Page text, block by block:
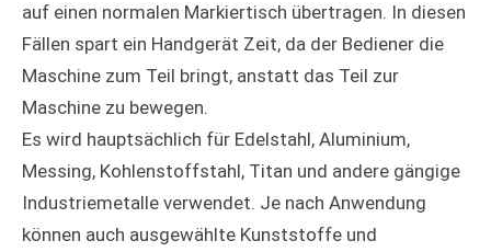
auf einen normalen Markiertisch übertragen. In diesen
Fällen spart ein Handgerät Zeit, da der Bediener die
Maschine zum Teil bringt, anstatt das Teil zur
Maschine zu bewegen.
Es wird hauptsächlich für Edelstahl, Aluminium,
Messing, Kohlenstoffstahl, Titan und andere gängige
Industriemetalle verwendet. Je nach Anwendung
können auch ausgewählte Kunststoffe und